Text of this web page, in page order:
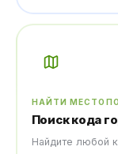
НАЙТИ
Поиск кода
Найдите любой